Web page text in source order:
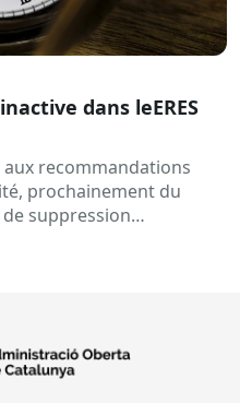
dans leERES
recommandations
prochainement du
de suppression